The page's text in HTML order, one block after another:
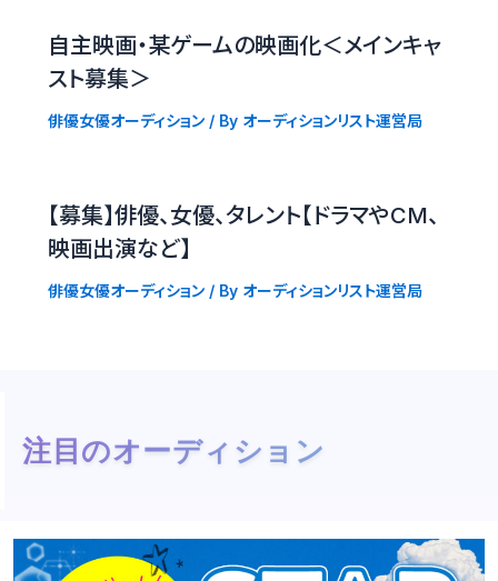
自主映画・某ゲームの映画化＜メインキャ
スト募集＞
俳優女優オーディション/ By オーディションリスト運営局
【募集】俳優、女優、タレント【ドラマやCM、
映画出演など】
俳優女優オーディション/ By オーディションリスト運営局
注目のオーディション